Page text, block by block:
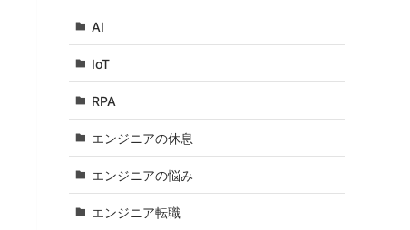
AI
IoT
RPA
エンジニアの休息
エンジニアの悩み
エンジニア転職